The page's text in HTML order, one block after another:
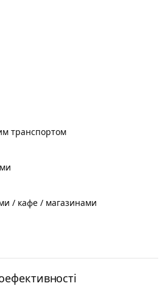
транспортом
/ кафе / магазинами